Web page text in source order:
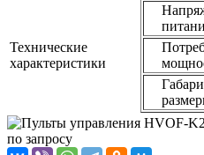
Технические
характеристики
по запросу